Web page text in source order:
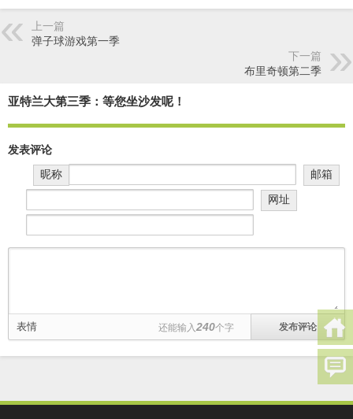
上一篇
弹子球游戏第一季
下一篇
布里奇顿第二季
亚特兰大第三季：等您坐沙发呢！
发表评论
昵称
邮箱
网址
表情 还能输入240个字